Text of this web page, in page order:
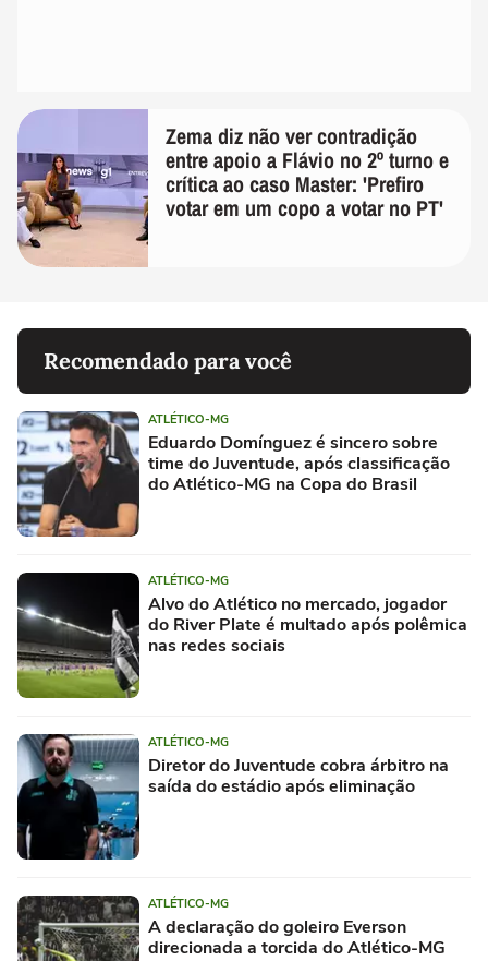
Zema diz não ver contradição
entre apoio a Flávio no 2º turno e
crítica ao caso Master: 'Prefiro
votar em um copo a votar no PT'
Recomendado para você
ATLÉTICO-MG
Eduardo Domínguez é sincero sobre
time do Juventude, após classificação
do Atlético-MG na Copa do Brasil
ATLÉTICO-MG
Alvo do Atlético no mercado, jogador
do River Plate é multado após polêmica
nas redes sociais
ATLÉTICO-MG
Diretor do Juventude cobra árbitro na
saída do estádio após eliminação
ATLÉTICO-MG
A declaração do goleiro Everson
direcionada a torcida do Atlético-MG